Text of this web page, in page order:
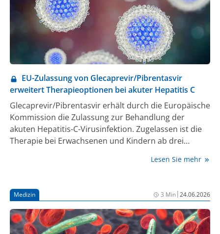
EU-Zulassung von Glecaprevir/Pibrentasvir
erweitert Therapieoptionen bei akuter Hepatitis C
Glecaprevir/Pibrentasvir erhält durch die Europäische
Kommission die Zulassung zur Behandlung der
akuten Hepatitis-C-Virusinfektion. Zugelassen ist die
Therapie bei Erwachsenen und Kindern ab drei
Glecaprevir/Pibrentasvir die einzige in der
Behandlung sowohl der akuten als auch der
chronischen HCV-Infektion.
Lesen Sie mehr
Medizin 3 Min|24.06.2026